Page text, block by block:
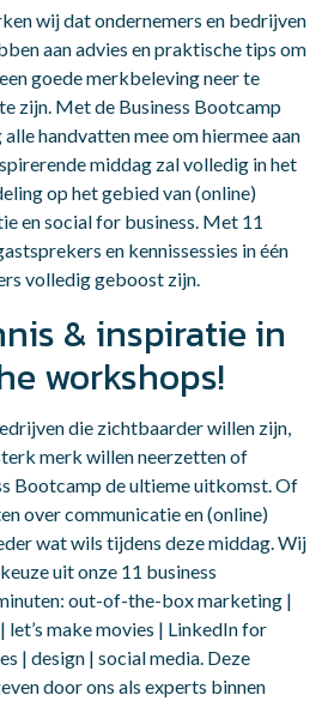
wij dat ondernemers en bedrijven
aan advies en praktische tips om
goede merkbeleving neer te
zijn. Met de Business Bootcamp
handvatten mee om hiermee aan
middag zal volledig in het
op het gebied van (online)
en social for business. Met 11
en kennissessies in één
volledig geboost zijn.
& inspiratie in
workshops!
die zichtbaarder willen zijn,
merk willen neerzetten of
Bootcamp de ultieme uitkomst. Of
over communicatie en (online)
wat wils tijdens deze middag. Wij
uit onze 11 business
out-of-the-box marketing |
make movies | LinkedIn for
| design | social media. Deze
door ons als experts binnen